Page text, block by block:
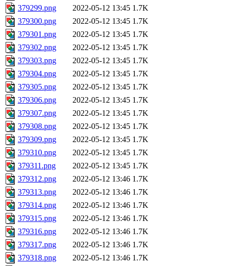
379299.png
2022-05-12 13:45 1.7K
379300.png
2022-05-12 13:45 1.7K
379301.png
2022-05-12 13:45 1.7K
379302.png
2022-05-12 13:45 1.7K
379303.png
2022-05-12 13:45 1.7K
379304.png
2022-05-12 13:45 1.7K
379305.png
2022-05-12 13:45 1.7K
379306.png
2022-05-12 13:45 1.7K
379307.png
2022-05-12 13:45 1.7K
379308.png
2022-05-12 13:45 1.7K
379309.png
2022-05-12 13:45 1.7K
379310.png
2022-05-12 13:45 1.7K
379311.png
2022-05-12 13:45 1.7K
379312.png
2022-05-12 13:46 1.7K
379313.png
2022-05-12 13:46 1.7K
379314.png
2022-05-12 13:46 1.7K
379315.png
2022-05-12 13:46 1.7K
379316.png
2022-05-12 13:46 1.7K
379317.png
2022-05-12 13:46 1.7K
379318.png
2022-05-12 13:46 1.7K